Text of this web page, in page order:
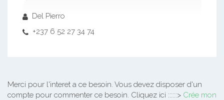
Del Pierro
+237 6 52 27 34 74
Merci pour l'interet a ce besoin. Vous devez disposer d'un
compte pour commenter ce besoin. Cliquez ici ::::::> Crée mon